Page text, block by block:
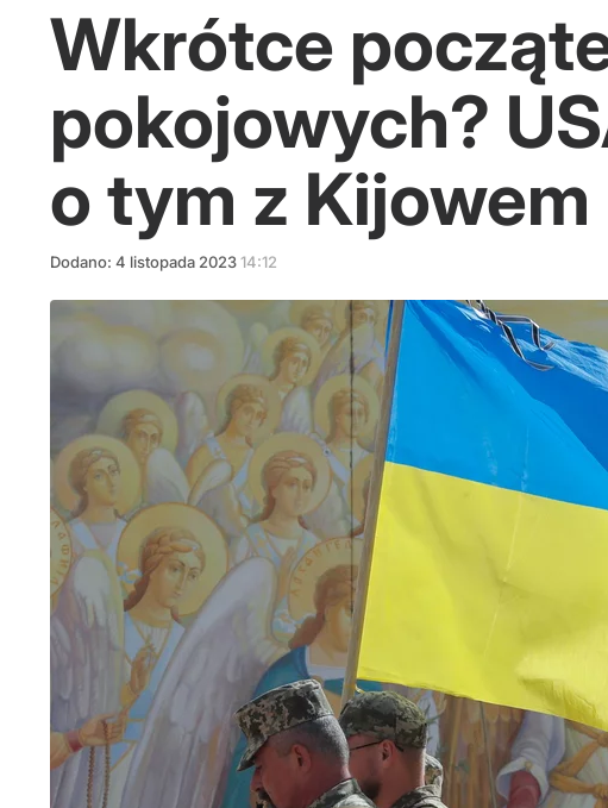
Wkrótce
pokojowych?
o tym z Kijowem
Dodano: 4 listopada 202314:12